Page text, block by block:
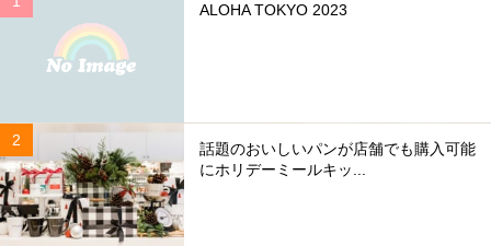
ALOHA TOKYO 2023
話題のおいしいパンが店舗でも購入可能
にホリデーミールキッ...